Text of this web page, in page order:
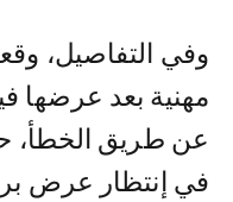
مهنية بعد عرضها
عن طريق الخطأ،
في إنتظار عرض